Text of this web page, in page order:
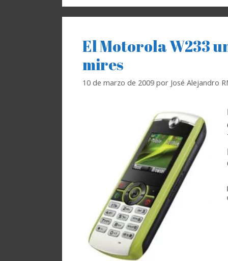
El Motorola W233
mires
10 de marzo de 2009 por José Alejandro